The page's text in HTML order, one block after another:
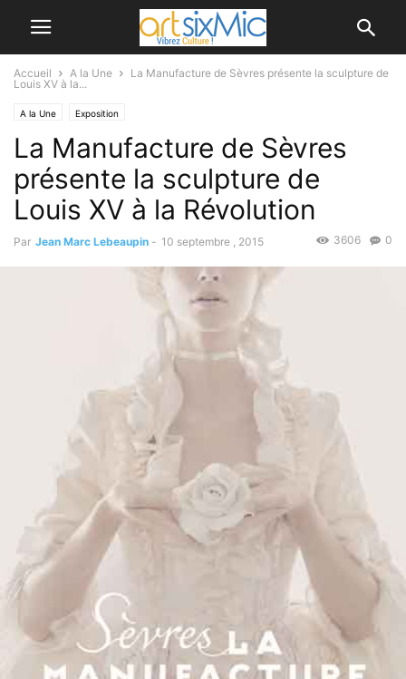
Accueil A la Une
La Manufacture de Sèvres présente la sculpture de
Louis XV à la...
A la Une Exposition
La Manufacture de Sèvres
présente la sculpture de
Louis XV à la Révolution
Par Jean Marc Lebeaupin - 10 septembre , 2015 0
3606